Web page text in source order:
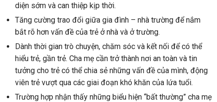
diện sớm và can thiệp kịp thời.
Tăng cường trao đổi giữa gia đình – nhà trường để nắm
bắt rõ hơn vấn đề của trẻ ở nhà và ở trường.
Dành thời gian trò chuyện, chăm sóc và kết nối để có thể
hiểu trẻ, gần trẻ. Cha mẹ cần trở thành nơi an toàn và tin
tưởng cho trẻ có thể chia sẻ những vấn đề của mình, động
viên trẻ vượt qua các giai đoạn khó khăn của lứa tuổi.
Trường hợp nhận thấy những biểu hiện “bất thường” cha mẹ